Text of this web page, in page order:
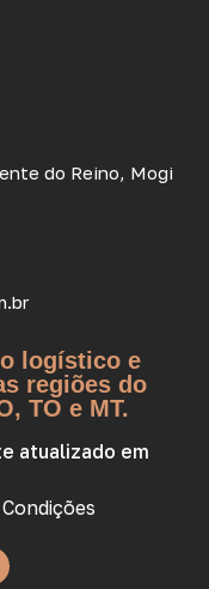
do Reino, Mogi
logístico e
regiões do
TO e MT.
atualizado em